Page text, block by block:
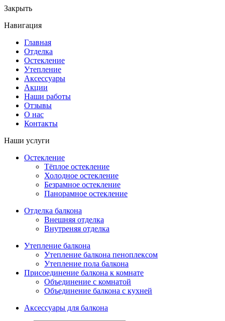
Закрыть
Навигация
Главная
Отделка
Остекление
Утепление
Аксессуары
Акции
Наши работы
Отзывы
О нас
Контакты
Наши услуги
Остекление
Тёплое остекление
Холодное остекление
Безрамное остекление
Панорамное остекление
Отделка балкона
Внешняя отделка
Внутреняя отделка
Утепление балкона
Утепление балкона пеноплексом
Утепление пола балкона
Присоединение балкона к комнате
Объединение с комнатой
Объединение балкона с кухней
Аксессуары для балкона